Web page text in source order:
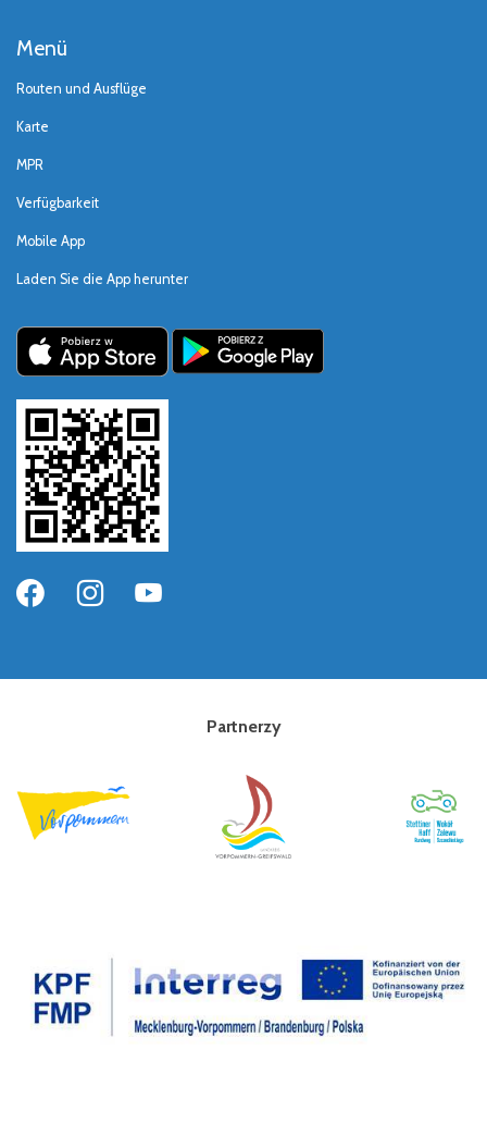
Menü
Routen und Ausflüge
Karte
MPR
Verfügbarkeit
Mobile App
Laden Sie die App herunter
Partnerzy